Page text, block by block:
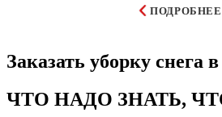
ПОДРОБНЕЕ
Заказать уборку
ЧТО НАДО ЗНАТЬ,